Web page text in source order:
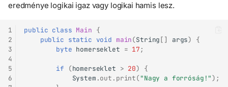
eredménye logikai igaz vagy logikai hamis lesz.
1
2
3
4
5
6
public class Main {
public static void main(String [] args)
{
byte homerseklet = 17 ;
if (homerseklet > 20)
{
System .out . print( "Nagy a forróság!");